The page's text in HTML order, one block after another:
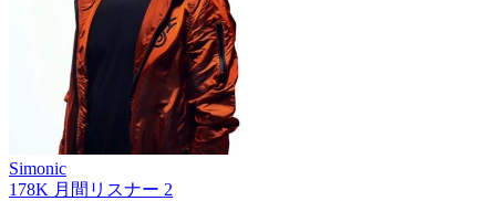
Simonic
178K 月間リスナー 2